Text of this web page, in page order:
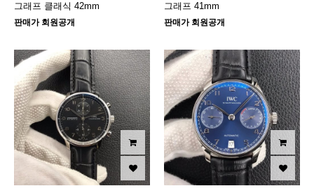
그래프 클래식 42mm
판매가 회원공개
그래프 41mm
판매가 회원공개